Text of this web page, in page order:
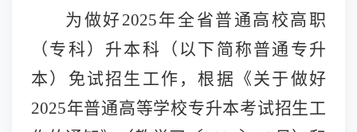
为做好2025年全省普通高校高职
（专科）升本科（以下简称普通专升
本）免试招生工作，根据《关于做好
2025年普通高等学校专升本考试招生工